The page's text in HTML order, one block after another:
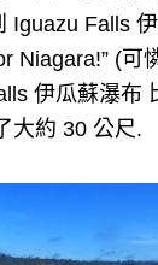
Iguazu Falls
Niagara!” (可
伊瓜蘇瀑布
大約 30 公尺.